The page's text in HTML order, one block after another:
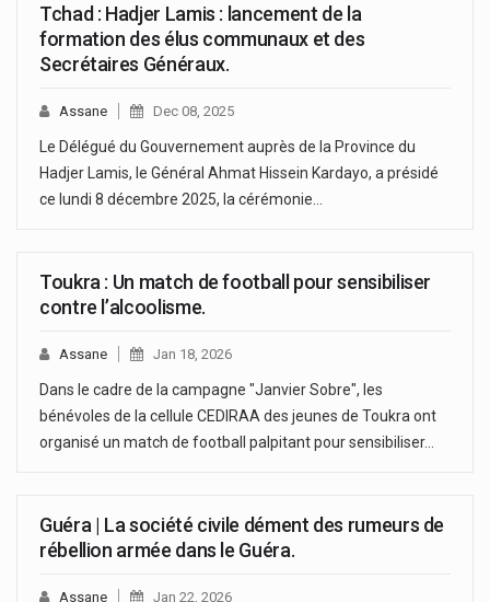
Tchad : Hadjer Lamis : lancement de la
formation des élus communaux et des
Secrétaires Généraux.
Assane Dec 08, 2025
Le Délégué du Gouvernement auprès de la Province du
Hadjer Lamis, le Général Ahmat Hissein Kardayo, a présidé
ce lundi 8 décembre 2025, la cérémonie…
Toukra : Un match de football pour sensibiliser
contre l’alcoolisme.
Assane Jan 18, 2026
Dans le cadre de la campagne "Janvier Sobre", les
bénévoles de la cellule CEDIRAA des jeunes de Toukra ont
organisé un match de football palpitant pour sensibiliser…
Guéra | La société civile dément des rumeurs de
rébellion armée dans le Guéra.
Assane Jan 22, 2026